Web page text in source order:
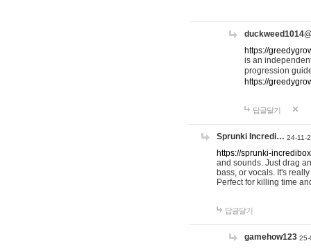
https://
is an
progression
https://
답글달기
Sprunki Incredi… 24-11-
https://sprunki-
and sounds. Just drag
bass, or vocals. It's
Perfect for killing time
답글달기
gamehow123 25-